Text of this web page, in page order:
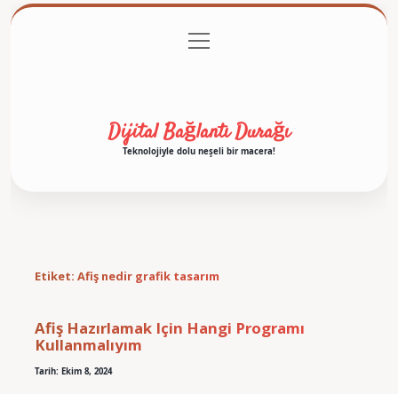
Gizlilik Politikası
menüyü
aç
Dijital Bağlantı Durağı
Teknolojiyle dolu neşeli bir macera!
Etiket: Afiş nedir grafik tasarım
Afiş Hazırlamak Için Hangi Programı
Kullanmalıyım
Tarih: Ekim 8, 2024